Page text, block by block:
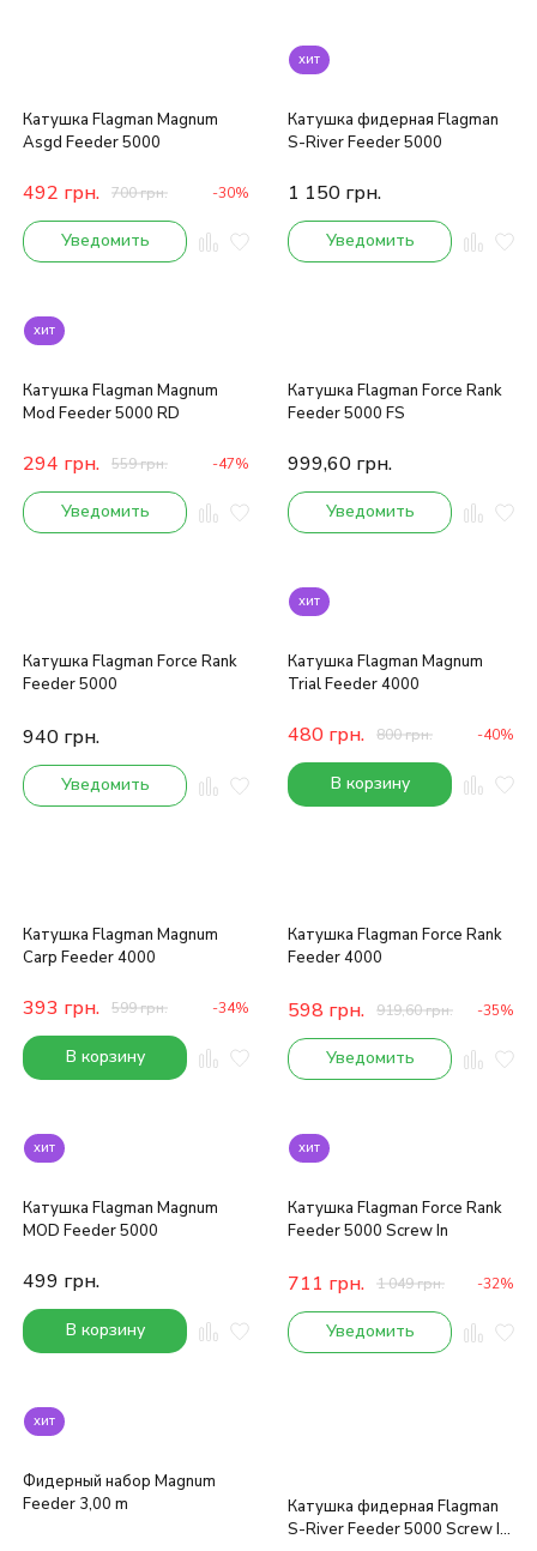
Катушка Flagman Magnum
Asgd Feeder 5000
492 грн. 700грн. -30%
Уведомить
хит
Катушка фидерная Flagman
S-River Feeder 5000
1 150 грн.
Уведомить
хит
Катушка Flagman Magnum
Mod Feeder 5000 RD
294 грн. 559грн. -47%
Уведомить
Катушка Flagman Force Rank
Feeder 5000 FS
999,60 грн.
Уведомить
Катушка Flagman Force Rank
Feeder 5000
940 грн.
Уведомить
хит
Катушка Flagman Magnum
Trial Feeder 4000
480 грн. 800грн. -40%
В корзину
Катушка Flagman Magnum
Carp Feeder 4000
393 грн. 599грн. -34%
В корзину
Катушка Flagman Force Rank
Feeder 4000
598 грн. 919,60грн. -35%
Уведомить
хит
Катушка Flagman Magnum
MOD Feeder 5000
499 грн.
В корзину
хит
Катушка Flagman Force Rank
Feeder 5000 Screw In
711 грн. 1 049грн. -32%
Уведомить
хит
Фидерный набор Magnum
Feeder 3,00 m
Катушка фидерная Flagman
S-River Feeder 5000 Screw In